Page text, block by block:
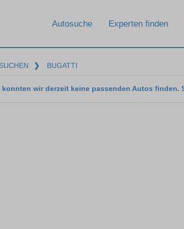
Autosuche Experten finden
❯ BUGATTI
konnten wir derzeit keine passenden Autos finden.